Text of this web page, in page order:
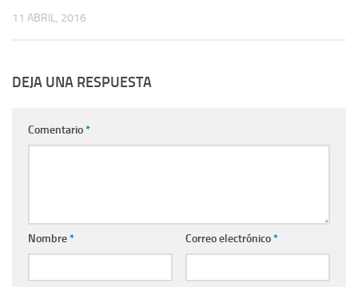
11 ABRIL, 2016
DEJA UNA RESPUESTA
Comentario*
Nombre* Correo electrónico*